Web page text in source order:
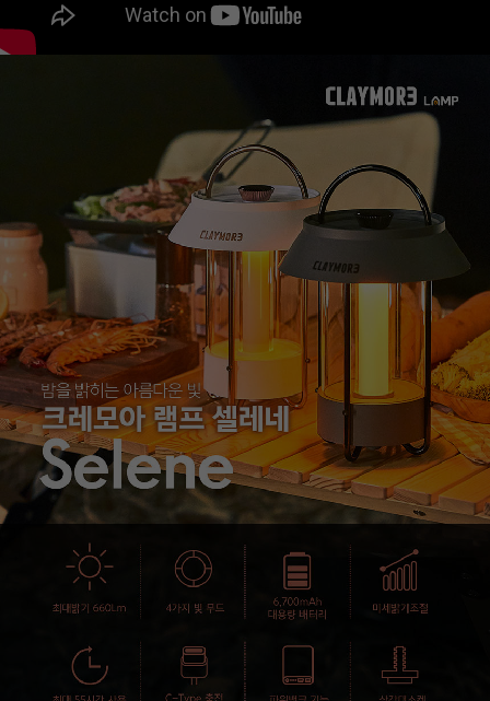
이코 라이프 하